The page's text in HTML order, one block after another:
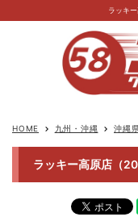
ラッキ
HOME keyboard_arrow_right 九州・沖縄 keyboard_arrow_right 沖縄
ラッキー高原店（